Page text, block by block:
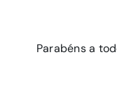
Parabéns a